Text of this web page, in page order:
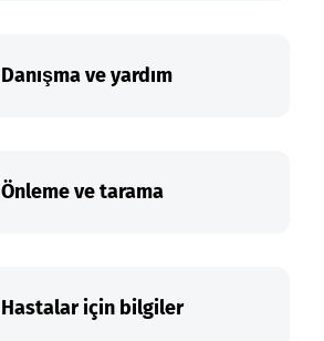
Danışma ve yardım
Önleme ve tarama
Hastalar için bilgiler